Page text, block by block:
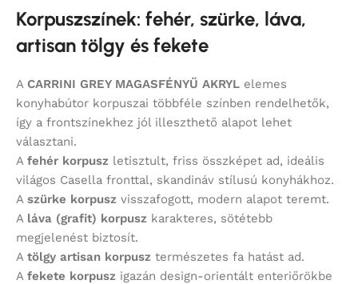
Korpuszszínek: fehér, szürke, láva,
artisan tölgy és fekete
A CARRINI GREY MAGASFÉNYŰ AKRYL elemes
konyhabútor korpuszai többféle színben rendelhetők,
így a frontszínekhez jól illeszthető alapot lehet
választani.
A fehér korpusz letisztult, friss összképet ad, ideális
világos Casella fronttal, skandináv stílusú konyhákhoz.
A szürke korpusz visszafogott, modern alapot teremt.
A láva (grafit) korpusz karakteres, sötétebb
megjelenést biztosít.
A tölgy artisan korpusz természetes fa hatást ad.
A fekete korpusz igazán design-orientált enteriőrökbe